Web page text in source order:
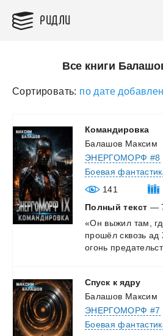
РИДЛИ
Все книги
Сортировать: по дате
Командировка
Балашов Максим
ЭНЕРГОМОРФ #8
Боевая
141
Полный текст —
«Он выжил там,
прошёл сквозь ад
огонь
Спуск к ядру
Балашов Максим
ЭНЕРГОМОРФ #7
Боевая